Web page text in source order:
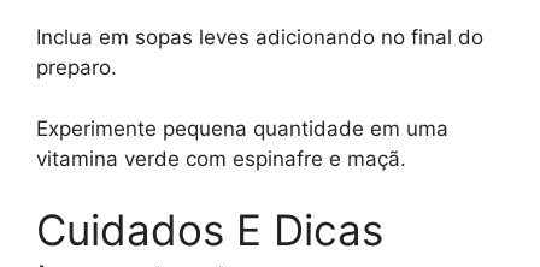
Inclua em sopas leves adicionando no final do
preparo.
Experimente pequena quantidade em uma
vitamina verde com espinafre e maçã.
Cuidados E Dicas